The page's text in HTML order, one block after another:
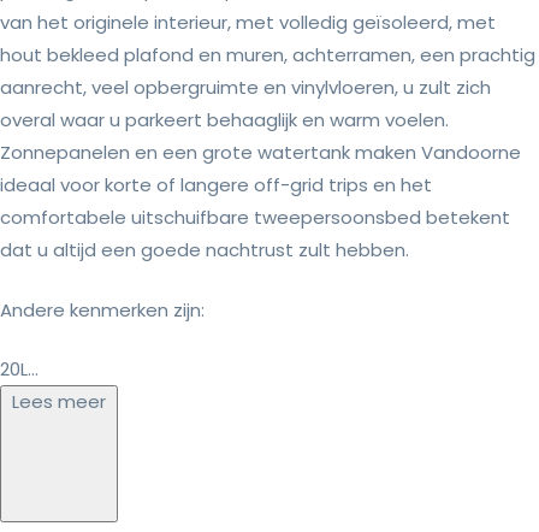
van het originele interieur, met volledig geïsoleerd, met
hout bekleed plafond en muren, achterramen, een prachtig
aanrecht, veel opbergruimte en vinylvloeren, u zult zich
overal waar u parkeert behaaglijk en warm voelen.
Zonnepanelen en een grote watertank maken Vandoorne
ideaal voor korte of langere off-grid trips en het
comfortabele uitschuifbare tweepersoonsbed betekent
dat u altijd een goede nachtrust zult hebben.
Andere kenmerken zijn:
20L...
Lees meer